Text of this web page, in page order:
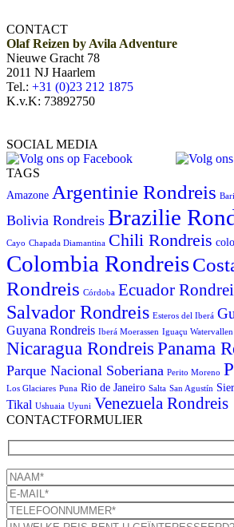
CONTACT
Olaf Reizen by Avila Adventure
Nieuwe Gracht 78
2011 NJ Haarlem
Tel.: +31 (0)23 212 1875
K.v.K: 73892750
SOCIAL MEDIA
TAGS
Amazone Argentinie Rondreis
Bolivia Rondreis Brazilie
Cayo Chapada Diamantina Chili Rondreis
Colombia Rondreis
Rondreis Córdoba Ecuador
Salvador Rondreis Esteros del Iberá
Guyana Rondreis Iberá Moerassen Iguaçu Watervallen
Nicaragua Rondreis Panama
Parque Nacional Soberiana Perito Moreno
Los Glaciares Puna Rio de Janeiro Salta San Agustín
Tikal Ushuaia Uyuni Venezuela Rondreis
CONTACTFORMULIER